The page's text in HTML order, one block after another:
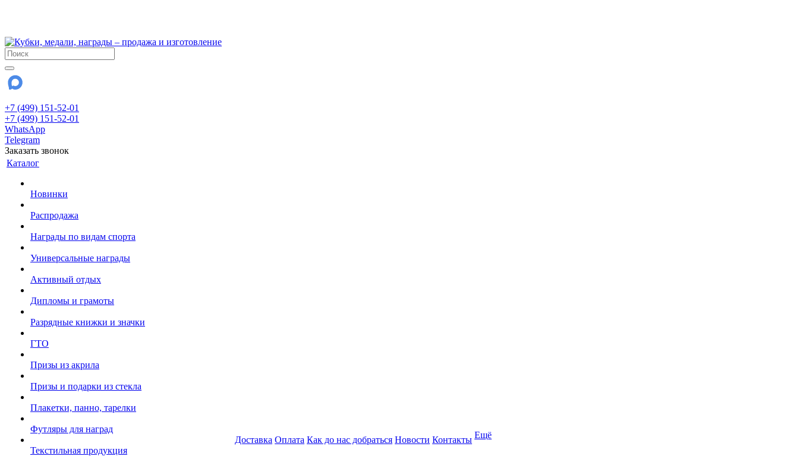
+7 (499) 151-52-01
+7 (499) 151-52-01
WhatsApp
Telegram
Заказать звонок
Каталог
Новинки
Распродажа
Награды по видам спорта
Универсальные награды
Активный отдых
Дипломы и грамоты
Разрядные книжки и значки
ГТО
Призы из акрила
Призы и подарки из стекла
Плакетки, панно, тарелки
Футляры для наград
Текстильная продукция
Доставка Оплата Как до нас добраться Новости Контакты Ещё